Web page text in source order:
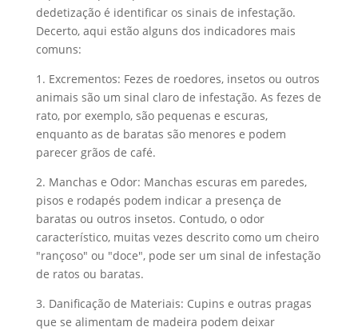
dedetização é identificar os sinais de infestação.
Decerto, aqui estão alguns dos indicadores mais
comuns:
1. Excrementos: Fezes de roedores, insetos ou outros
animais são um sinal claro de infestação. As fezes de
rato, por exemplo, são pequenas e escuras,
enquanto as de baratas são menores e podem
parecer grãos de café.
2. Manchas e Odor: Manchas escuras em paredes,
pisos e rodapés podem indicar a presença de
baratas ou outros insetos. Contudo, o odor
característico, muitas vezes descrito como um cheiro
"rançoso" ou "doce", pode ser um sinal de infestação
de ratos ou baratas.
3. Danificação de Materiais: Cupins e outras pragas
que se alimentam de madeira podem deixar